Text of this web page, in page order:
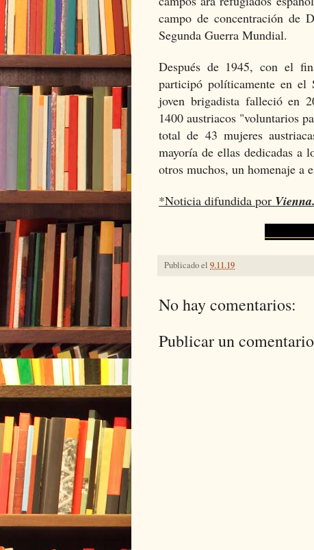
campo de concentración de
Segunda Guerra Mundial.
Después de 1945, con el
participó políticamente en el
joven brigadista falleció en
1400 austriacos "voluntarios
total de 43 mujeres
mayoría de ellas dedicadas a
otros muchos, un homenaje a
*Noticia difundida por
Publicado el 9.11.19
No hay comentarios:
Publicar un comentario